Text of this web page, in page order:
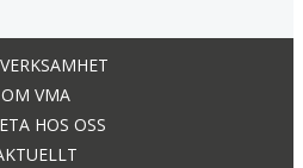
OM VMA
HOS OSS